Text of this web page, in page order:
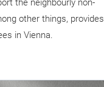
the neighbourly non-
other things, provides
in Vienna.